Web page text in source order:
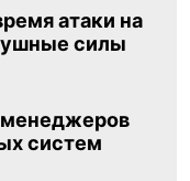
атаки на
силы
менеджеров
систем